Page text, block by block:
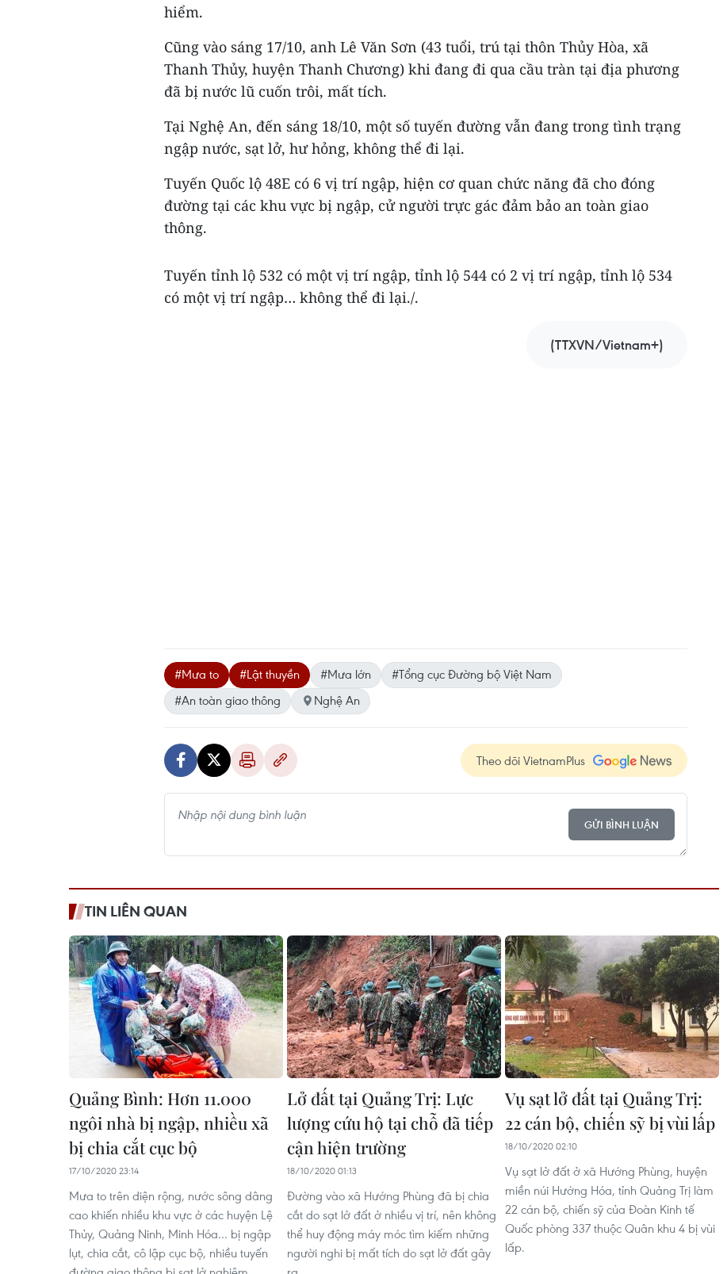
hiểm.
Cũng vào sáng 17/10, anh Lê Văn Sơn (43 tuổi, trú tại thôn Thủy Hòa, xã
Thanh Thủy, huyện Thanh Chương) khi đang đi qua cầu tràn tại địa phương
đã bị nước lũ cuốn trôi, mất tích.
Tại Nghệ An, đến sáng 18/10, một số tuyến đường vẫn đang trong tình trạng
ngập nước, sạt lở, hư hỏng, không thể đi lại.
Tuyến Quốc lộ 48E có 6 vị trí ngập, hiện cơ quan chức năng đã cho đóng
đường tại các khu vực bị ngập, cử người trực gác đảm bảo an toàn giao
thông.
Tuyến tỉnh lộ 532 có một vị trí ngập, tỉnh lộ 544 có 2 vị trí ngập, tỉnh lộ 534
có một vị trí ngập… không thể đi lại./.
(TTXVN/Vietnam+)
#Mưa to #Lật thuyền #Mưa lớn
#Tổng cục Đường bộ Việt Nam
#An toàn giao thông
Nghệ An
Theo dõi VietnamPlus
GỬI BÌNH LUẬN
TIN LIÊN QUAN
Quảng Bình: Hơn 11.000
ngôi nhà bị ngập, nhiều xã
bị chia cắt cục bộ
17/10/2020 23:14
Mưa to trên diện rộng, nước sông dâng
cao khiến nhiều khu vực ở các huyện Lệ
Thủy, Quảng Ninh, Minh Hóa… bị ngập
lụt, chia cắt, cô lập cục bộ, nhiều tuyến
Lở đất tại Quảng Trị: Lực
lượng cứu hộ tại chỗ đã tiếp
cận hiện trường
18/10/2020 01:13
Đường vào xã Hướng Phùng đã bị chia
cắt do sạt lở đất ở nhiều vị trí, nên không
thể huy động máy móc tìm kiếm những
người nghi bị mất tích do sạt lở đất gây
Vụ sạt lở đất tại Quảng Trị:
22 cán bộ, chiến sỹ bị vùi lấp
18/10/2020 02:10
Vụ sạt lở đất ở xã Hướng Phùng, huyện
miền núi Hướng Hóa, tỉnh Quảng Trị làm
22 cán bộ, chiến sỹ của Đoàn Kinh tế
Quốc phòng 337 thuộc Quân khu 4 bị vùi
lấp.